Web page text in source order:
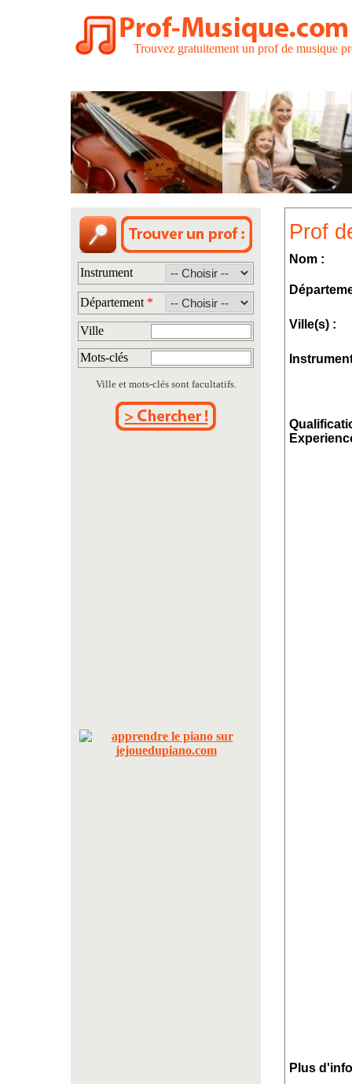
Trouvez gratuitement un prof de musique
Instrument
Département *
Ville
Mots-clés
Ville et mots-clés sont facultatifs.
Prof
Nom :
Ville(s) :
Plus